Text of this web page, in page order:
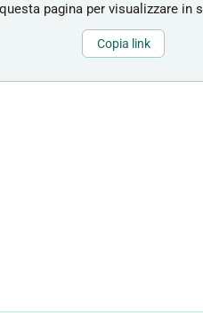
pagina per visualizzare
Copia link